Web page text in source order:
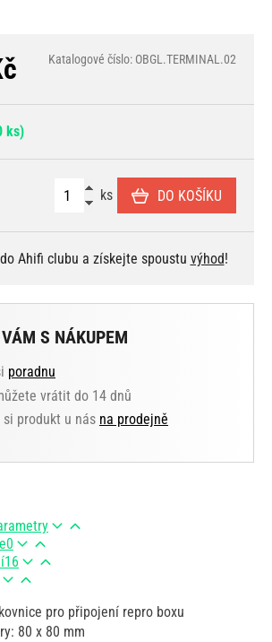
Katalogové číslo: OBGL.TERMINAL.02
ks)
ks DO KOŠÍKU
do Ahifi clubu a získejte spoustu výhod!
S NÁKUPEM
poradnu
vrátit do 14 dnů
produkt u nás na prodejně
0
16
pro připojení repro boxu
80 x 80 mm